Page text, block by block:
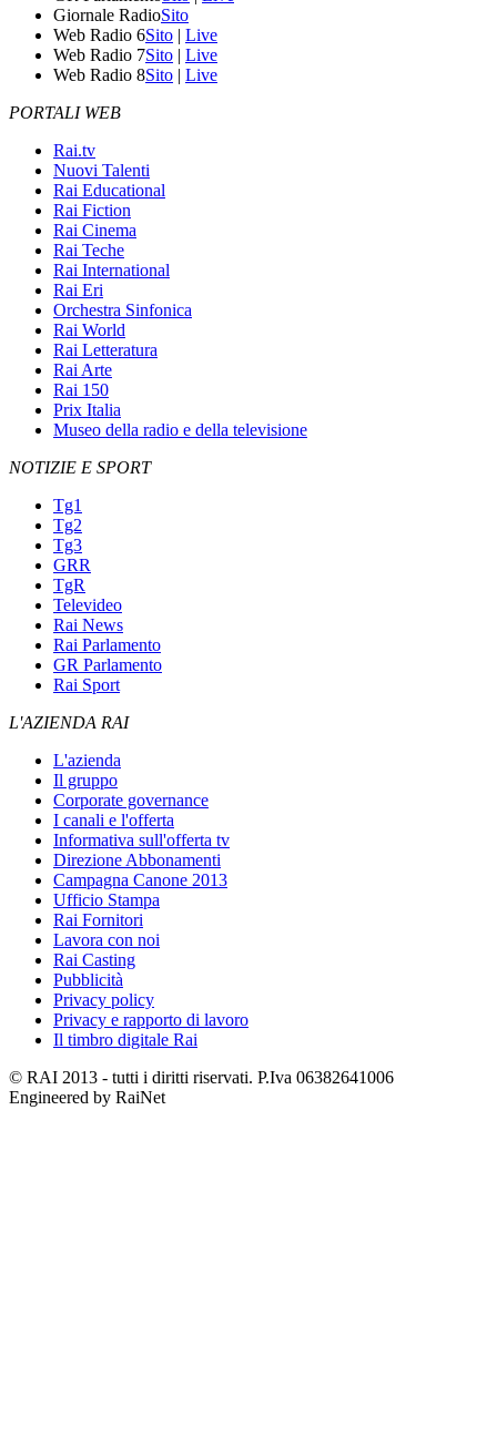
Giornale RadioSito
Web Radio 6Sito | Live
Web Radio 7Sito | Live
Web Radio 8Sito | Live
PORTALI WEB
Rai.tv
Nuovi Talenti
Rai Educational
Rai Fiction
Rai Cinema
Rai Teche
Rai International
Rai Eri
Orchestra Sinfonica
Rai World
Rai Letteratura
Rai Arte
Rai 150
Prix Italia
Museo della radio e della televisione
NOTIZIE E SPORT
Tg1
Tg2
Tg3
GRR
TgR
Televideo
Rai News
Rai Parlamento
GR Parlamento
Rai Sport
L'AZIENDA RAI
L'azienda
Il gruppo
Corporate governance
I canali e l'offerta
Informativa sull'offerta tv
Direzione Abbonamenti
Campagna Canone 2013
Ufficio Stampa
Rai Fornitori
Lavora con noi
Rai Casting
Pubblicità
Privacy policy
Privacy e rapporto di lavoro
Il timbro digitale Rai
© RAI 2013 - tutti i diritti riservati. P.Iva 06382641006
Engineered by RaiNet